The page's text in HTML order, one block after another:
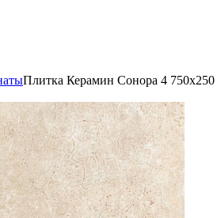
Плитка Керамин Сонора 4 750х250